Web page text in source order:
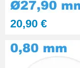
20,90 €